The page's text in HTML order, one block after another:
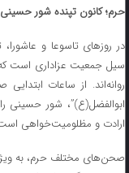
حرم؛ کانون تپنده شور
در روزهای تاسوعا و
سیل جمعیت عزاداری است
روانه‌اند. از ساعات
ابوالفضل(ع)”، شور حسینی
ارادت و مظلومیت‌خواهی
صحن‌های مختلف حرم، به